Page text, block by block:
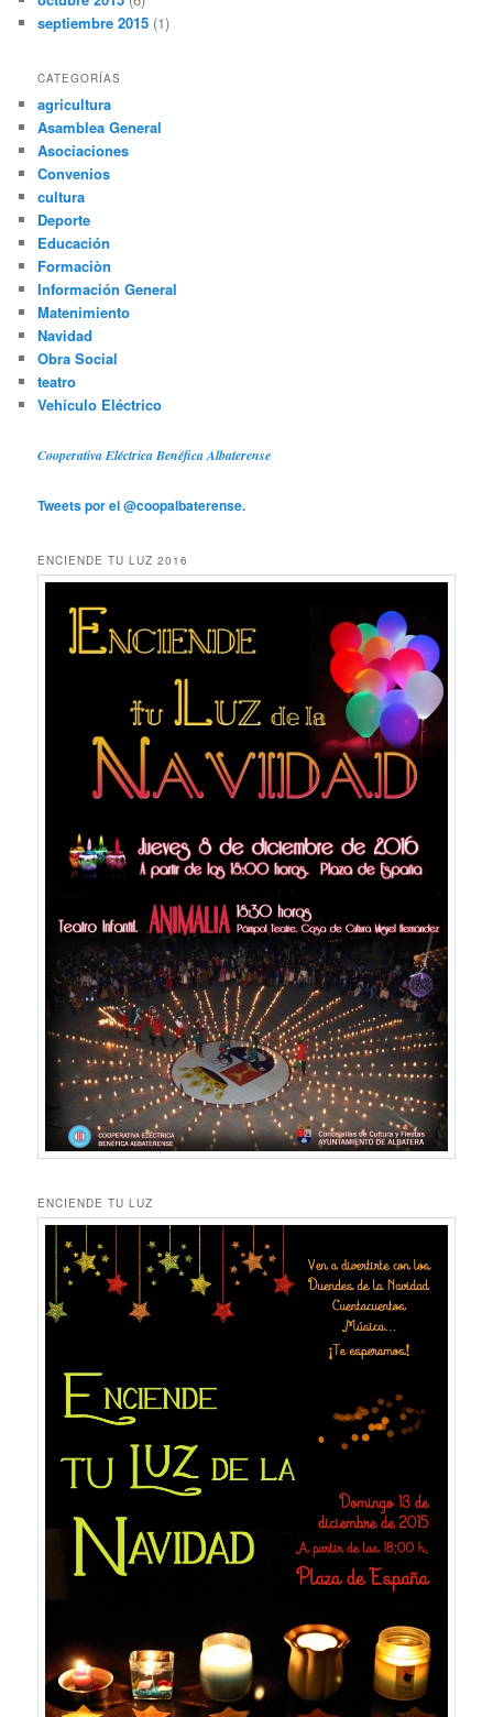
septiembre 2015 (1)
CATEGORÍAS
agricultura
Asamblea General
Asociaciones
Convenios
cultura
Deporte
Educación
Formaciòn
Información General
Matenimiento
Navidad
Obra Social
teatro
Vehículo Eléctrico
Cooperativa Eléctrica Benéfica Albaterense
Tweets por el @coopalbaterense.
ENCIENDE TU LUZ 2016
ENCIENDE TU LUZ